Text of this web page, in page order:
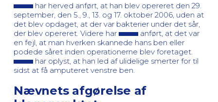
har herved anført, at han blev opereret den 29.
september, den 5., 9., 13. og 17. oktober 2006, uden at
det blev opdaget, at der var bakterier under det sår,
der blev opereret. Videre har
anført, at det var
en fejl, at man hverken skannede hans ben eller
podede såret inden operationerne blev foretaget.
har oplyst, at han led af ulidelige smerter for til
sidst at få amputeret venstre ben.
Nævnets afgørelse af